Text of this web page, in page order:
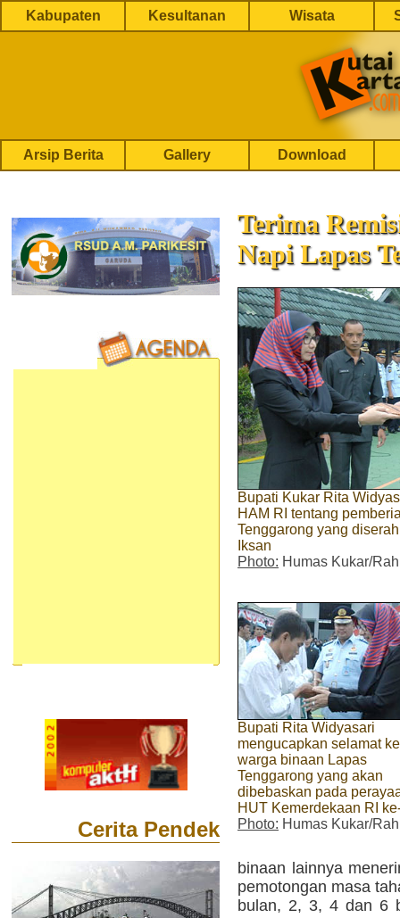
Kabupaten Kesultanan Wisata
Arsip Berita Gallery Download
Cerita Pendek
Terima
Napi Lapas
Bupati Kukar Rita
HAM RI tentang
Tenggarong yang
Iksan
Photo: Humas Kukar/
Bupati Rita Widyasari
mengucapkan selamat
warga binaan Lapas
Tenggarong yang akan
dibebaskan pada
HUT Kemerdekaan RI
Photo: Humas Kukar/
binaan lainnya
pemotongan masa
bulan, 2, 3, 4 dan 6